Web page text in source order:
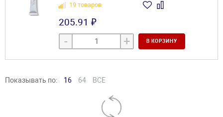
19 товаров
205.91 ₽
- + В КОРЗИНУ
Показывать по: 16 64 ВСЕ